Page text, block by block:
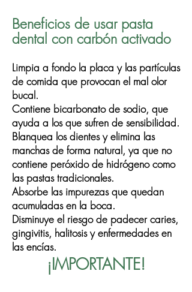
Beneficios de usar pasta
dental con carbón activado
Limpia a fondo la placa y las partículas
de comida que provocan el mal olor
bucal.
Contiene bicarbonato de sodio, que
ayuda a los que sufren de sensibilidad.
Blanquea los dientes y elimina las
manchas de forma natural, ya que no
contiene peróxido de hidrógeno como
las pastas tradicionales.
Absorbe las impurezas que quedan
acumuladas en la boca.
Disminuye el riesgo de padecer caries,
gingivitis, halitosis y enfermedades en
las encías.
¡IMPORTANTE!